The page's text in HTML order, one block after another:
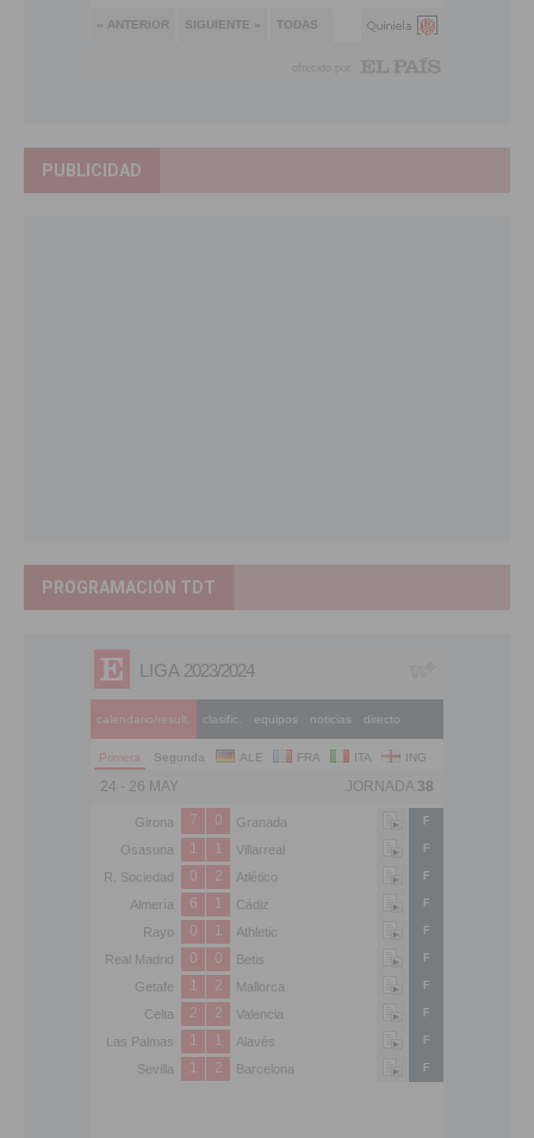
PUBLICIDAD
PROGRAMACIÓN TDT